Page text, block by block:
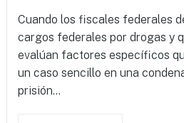
Cuando los fiscales federales
cargos federales por drogas y
evalúan factores específicos
un caso sencillo en una
prisión...